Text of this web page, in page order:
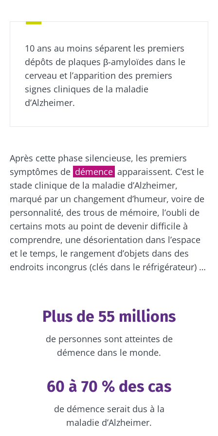
10 ans au moins séparent les premiers
dépôts de plaques β-amyloïdes dans le
cerveau et l’apparition des premiers
signes cliniques de la maladie
d’Alzheimer.
Après cette phase silencieuse, les premiers
symptômes de démence apparaissent. C’est le
stade clinique de la maladie d’Alzheimer,
marqué par un changement d’humeur, voire de
personnalité, des trous de mémoire, l’oubli de
certains mots au point de devenir difficile à
comprendre, une désorientation dans l’espace
et le temps, le rangement d’objets dans des
endroits incongrus (clés dans le réfrigérateur) …
Plus de 55 millions
de personnes sont atteintes de
démence dans le monde.
60 à 70 % des cas
de démence serait dus à la
maladie d’Alzheimer.